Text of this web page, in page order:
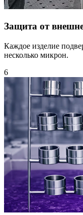
Защита от
Каждое изделие
несколько микрон.
6